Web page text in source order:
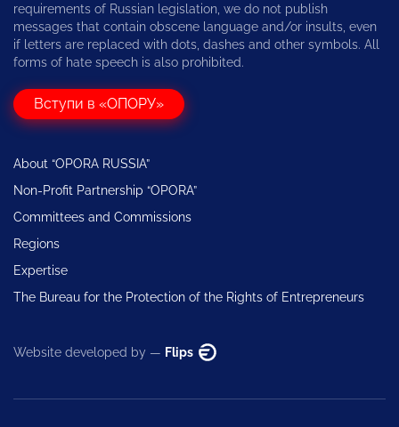
requirements of Russian legislation, we do not publish
messages that contain obscene language and/or insults, even
if letters are replaced with dots, dashes and other symbols. All
forms of hate speech is also prohibited.
Вступи в «ОПОРУ»
About “OPORA RUSSIA”
Non-Profit Partnership “OPORA”
Committees and Commissions
Regions
Expertise
The Bureau for the Protection of the Rights of Entrepreneurs
Website developed by — Flips